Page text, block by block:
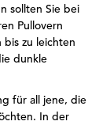
sollten Sie bei
Pullovern
bis zu leichten
dunkle
für all jene, die
In der